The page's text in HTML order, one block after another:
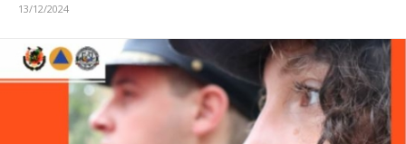
13/12/2024